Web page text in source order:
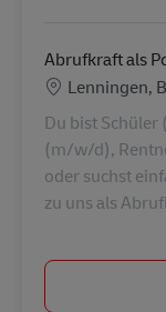
Abrufkraft als
Locatie
Lenningen,
Du bist
(m/w/d),
oder suchst
zu uns als